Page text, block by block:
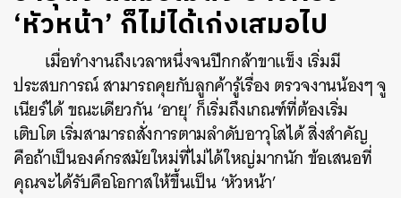
‘หัวหน้า’ ก็ไม่ได้เก่งเสมอไป
เมื่อทำงานถึงเวลาหนึ่งจนปีกกล้าขาแข็ง เริ่มมี
ประสบการณ์ สามารถคุยกับลูกค้ารู้เรื่อง ตรวจงานน้องๆ จู
เนียร์ได้ ขณะเดียวกัน ‘อายุ’ ก็เริ่มถึงเกณฑ์ที่ต้องเริ่ม
เติบโต เริ่มสามารถสั่งการตามลำดับอาวุโสได้ สิ่งสำคัญ
คือถ้าเป็นองค์กรสมัยใหม่ที่ไม่ได้ใหญ่มากนัก ข้อเสนอที่
คุณจะได้รับคือโอกาสให้ขึ้นเป็น ‘หัวหน้า’